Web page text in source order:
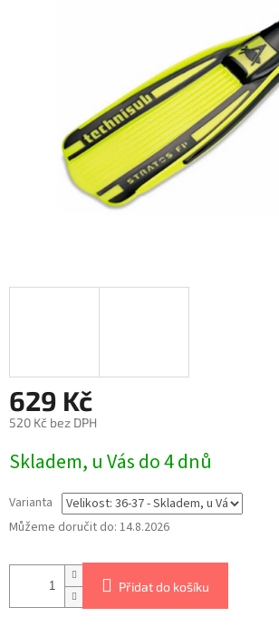
629 Kč
520 Kč bez DPH
Skladem, u Vás do 4 dnů
Varianta
Můžeme doručit do: 14.8.2026
Přidat do košíku